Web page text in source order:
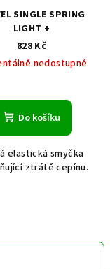
SINGLE SPRING
LIGHT +
828 Kč
nedostupné
Do košíku
elastická smyčka
ztrátě cepínu.